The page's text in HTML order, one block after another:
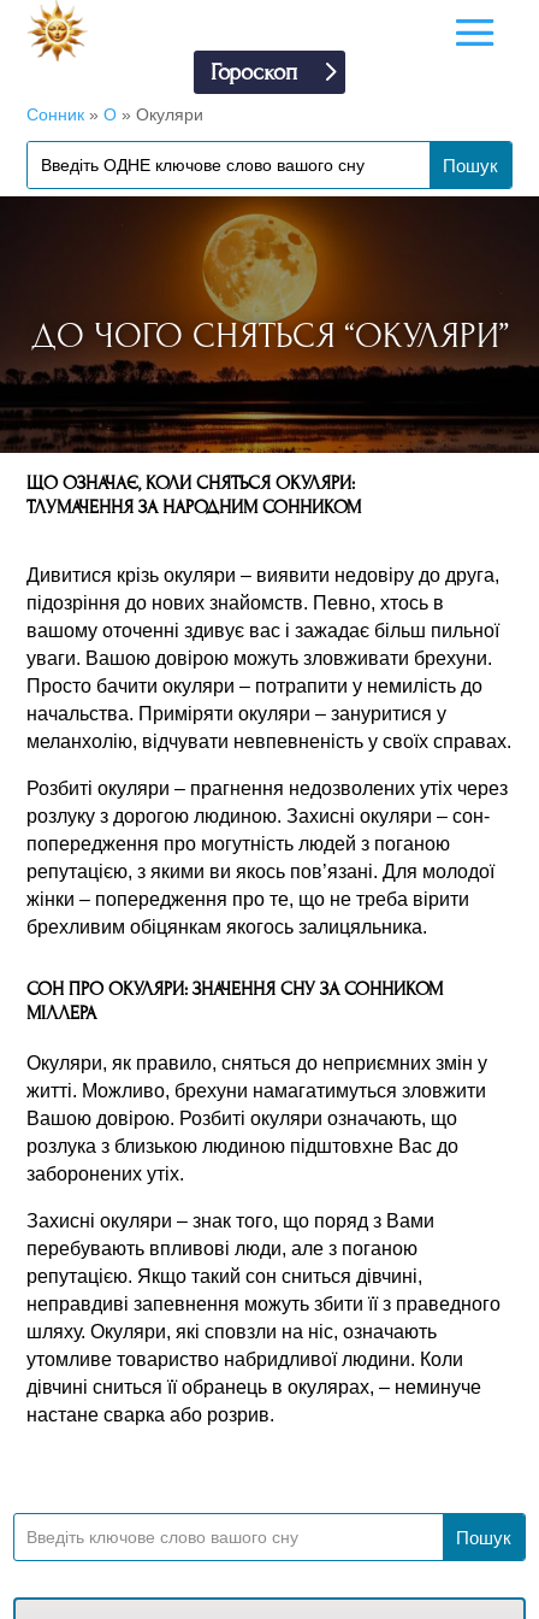
Гороскоп
Сонник »О »Окуляри
ДО ЧОГО СНЯТЬСЯ “ОКУЛЯРИ”
ЩО ОЗНАЧАЄ, КОЛИ СНЯТЬСЯ ОКУЛЯРИ:
ТЛУМАЧЕННЯ ЗА НАРОДНИМ СОННИКОМ
Дивитися крізь окуляри – виявити недовіру до друга,
підозріння до нових знайомств. Певно, хтось в
вашому оточенні здивує вас і зажадає більш пильної
уваги. Вашою довірою можуть зловживати брехуни.
Просто бачити окуляри – потрапити у немилість до
начальства. Приміряти окуляри – зануритися у
меланхолію, відчувати невпевненість у своїх справах.
Розбиті окуляри – прагнення недозволених утіх через
розлуку з дорогою людиною. Захисні окуляри – сон-
попередження про могутність людей з поганою
репутацією, з якими ви якось пов’язані. Для молодої
жінки – попередження про те, що не треба вірити
брехливим обіцянкам якогось залицяльника.
СОН ПРО ОКУЛЯРИ: ЗНАЧЕННЯ СНУ ЗА СОННИКОМ
МІЛЛЕРА
Окуляри, як правило, сняться до неприємних змін у
житті. Можливо, брехуни намагатимуться зловжити
Вашою довірою. Розбиті окуляри означають, що
розлука з близькою людиною підштовхне Вас до
заборонених утіх.
Захисні окуляри – знак того, що поряд з Вами
перебувають впливові люди, але з поганою
репутацією. Якщо такий сон сниться дівчині,
неправдиві запевнення можуть збити її з праведного
шляху. Окуляри, які сповзли на ніс, означають
утомливе товариство набридливої людини. Коли
дівчині сниться її обранець в окулярах, – неминуче
настане сварка або розрив.